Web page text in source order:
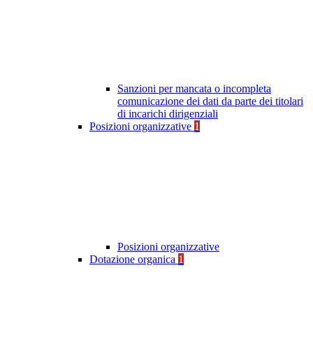
Sanzioni per mancata o incompleta
comunicazione dei dati da parte dei titolari
di incarichi dirigenziali
Posizioni organizzative 1
Posizioni organizzative
Dotazione organica 1